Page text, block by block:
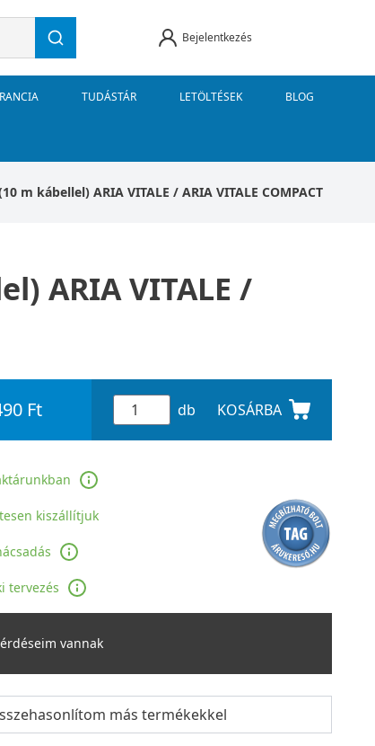
Bejelentkezés
TUDÁSTÁR LETÖLTÉSEK BLOG
m kábellel) ARIA VITALE / ARIA VITALE COMPACT
ARIA VITALE /
Ft db KOSÁRBA
kiszállítjuk
tervezés
vannak
más termékekkel